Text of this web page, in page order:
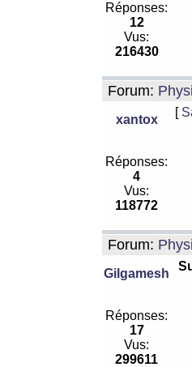
Réponses:
12
Vus:
216430
Forum:
xantox
[
Réponses:
4
Vus:
118772
Forum:
Gilgamesh
Réponses:
17
Vus:
299611